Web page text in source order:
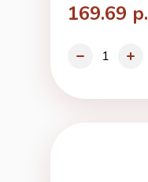
169.69 р.